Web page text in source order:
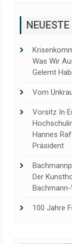
Was Wir
Gelernt
Vom
Vorsitz In
Hannes
Präsident
Der
100 Jahre